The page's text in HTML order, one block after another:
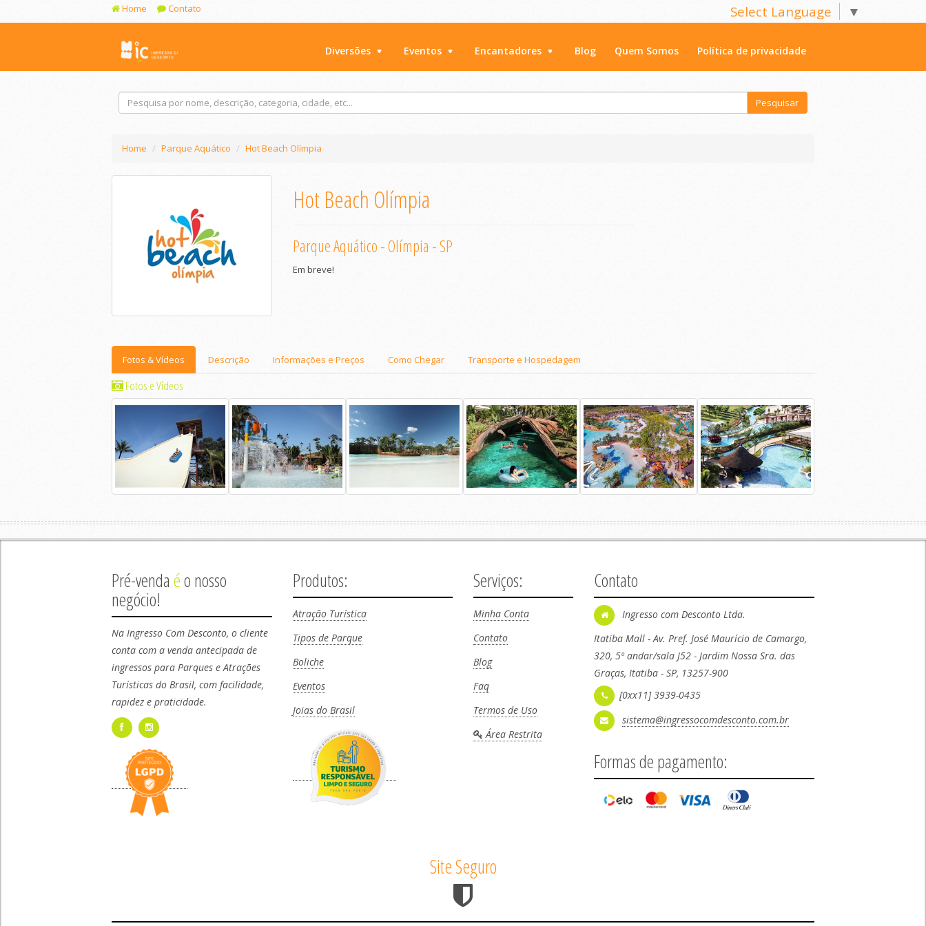
Home Contato Select Language ▼
Diversões Eventos Encantadores Blog Quem Somos Política de privacidade
Pesquisar
Home Parque Aquático Hot Beach Olímpia
Hot Beach Olímpia
Parque Aquático - Olímpia - SP
Em breve!
Fotos & Vídeos Descrição Informações e Preços Como Chegar Transporte e Hospedagem
Fotos e Vídeos
Pré-vendaéo nosso
negócio!
Na Ingresso Com Desconto, o cliente
conta com a venda antecipada de
ingressos para Parques e Atrações
Turísticas do Brasil, com facilidade,
rapidez e praticidade.
Produtos:
Atração Turística
Tipos de Parque
Boliche
Eventos
Joias do Brasil
Serviços:
Minha Conta
Contato
Blog
Faq
Termos de Uso
Área Restrita
Contato
Ingresso com Desconto Ltda.
Itatiba Mall - Av. Pref. José Maurício de Camargo,
320, 5º andar/sala J52 - Jardim Nossa Sra. das
Graças, Itatiba - SP, 13257-900
[0xx11] 3939-0435
sistema@ingressocomdesconto.com.br
Formas de pagamento:
Site Seguro